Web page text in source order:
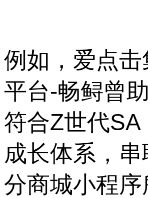
例如，爱点
平台-畅鲟曾
符合Z世代
成长体系，
分商城小程